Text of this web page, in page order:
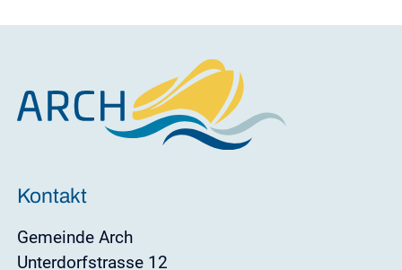
Kontakt
Gemeinde Arch
Unterdorfstrasse 12